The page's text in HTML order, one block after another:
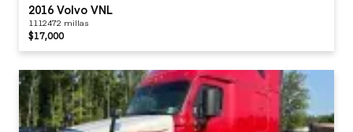
2016 Volvo VNL
1112472 millas
$17,000